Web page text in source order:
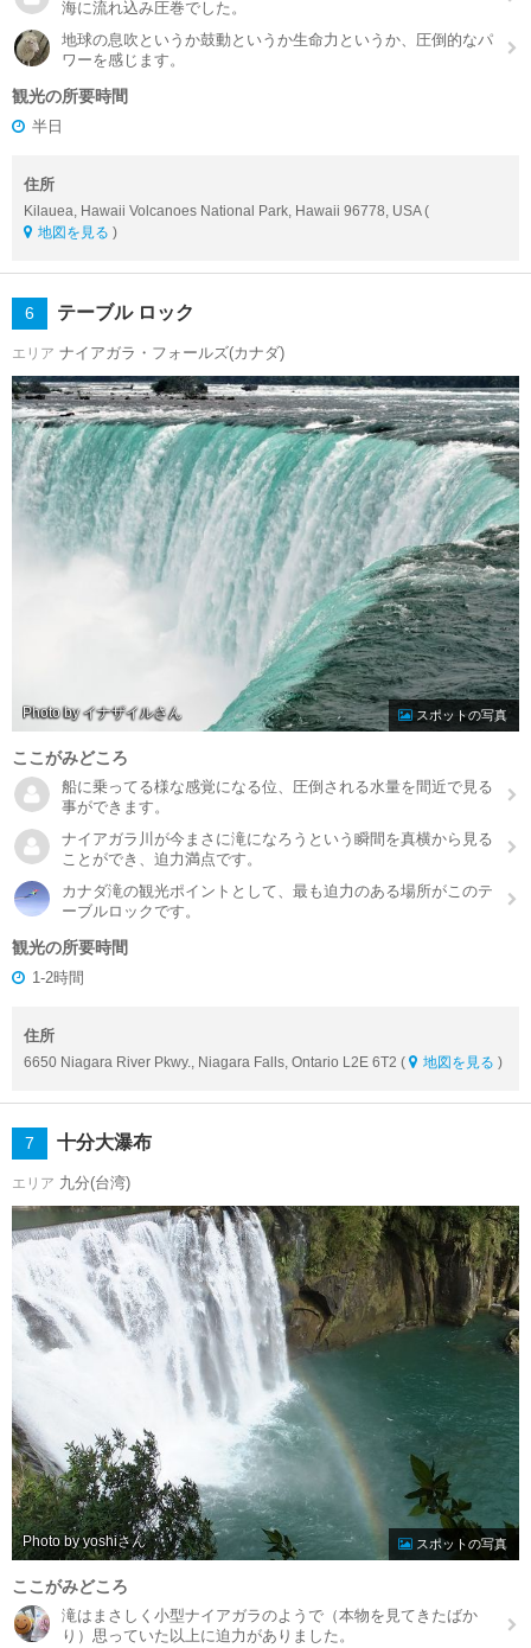
海に流れ込み圧巻でした。
地球の息吹というか鼓動というか生命力というか、圧倒的なパ
ワーを感じます。
観光の所要時間
半日
住所
Kilauea, Hawaii Volcanoes National Park, Hawaii 96778, USA (
地図を見る )
6 テーブル ロック
エリア ナイアガラ・フォールズ(カナダ)
Photo by イナザイル スポットの写真
ここがみどころ
船に乗ってる様な感覚になる位、圧倒される水量を間近で見る
事ができます。
ナイアガラ川が今まさに滝になろうという瞬間を真横から見る
ことができ、迫力満点です。
カナダ滝の観光ポイントとして、最も迫力のある場所がこのテ
ーブルロックです。
観光の所要時間
1-2時間
住所
6650 Niagara River Pkwy., Niagara Falls, Ontario L2E 6T2 ( 地図を見る )
7 十分大瀑布
エリア 九分(台湾)
Photo by yoshi スポットの写真
ここがみどころ
滝はまさしく小型ナイアガラのようで（本物を見てきたばか
り）思っていた以上に迫力がありました。